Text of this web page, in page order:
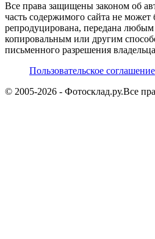
Все права защищены законом об
часть содержимого сайта не может
репродуцирована, передана
копировальным или другим
письменного разрешения
Пользовательское соглашение
© 2005-2026 - Фотосклад.ру.Все